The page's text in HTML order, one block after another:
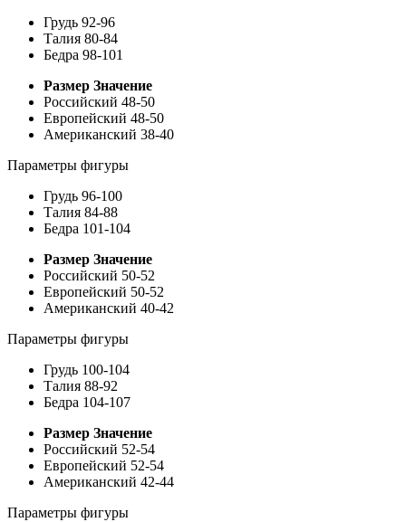
Грудь 92-96
Талия 80-84
Бедра 98-101
Размер Значение
Российский 48-50
Европейский 48-50
Американский 38-40
Параметры фигуры
Грудь 96-100
Талия 84-88
Бедра 101-104
Размер Значение
Российский 50-52
Европейский 50-52
Американский 40-42
Параметры фигуры
Грудь 100-104
Талия 88-92
Бедра 104-107
Размер Значение
Российский 52-54
Европейский 52-54
Американский 42-44
Параметры фигуры